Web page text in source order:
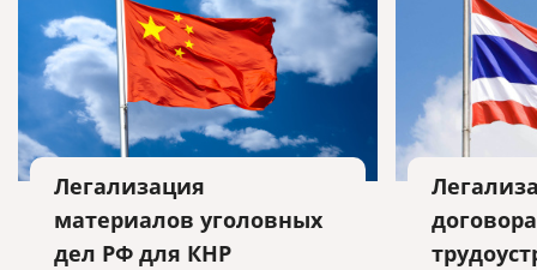
Легализация
материалов уголовных
дел РФ для КНР